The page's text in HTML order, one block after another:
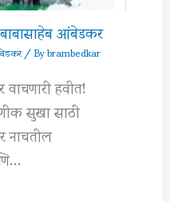
आंबेडकर
/ Bybrambedkar
हवीत!
सुखा साठी
नाचतील